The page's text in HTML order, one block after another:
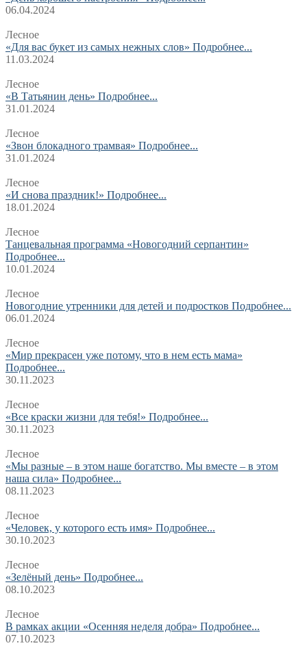
06.04.2024
Лесное
«Для вас букет из самых нежных слов» Подробнее...
11.03.2024
Лесное
«В Татьянин день» Подробнее...
31.01.2024
Лесное
«Звон блокадного трамвая» Подробнее...
31.01.2024
Лесное
«И снова праздник!» Подробнее...
18.01.2024
Лесное
Танцевальная программа «Новогодний серпантин»
Подробнее...
10.01.2024
Лесное
Новогодние утренники для детей и подростков Подробнее...
06.01.2024
Лесное
«Мир прекрасен уже потому, что в нем есть мама»
Подробнее...
30.11.2023
Лесное
«Все краски жизни для тебя!» Подробнее...
30.11.2023
Лесное
«Мы разные – в этом наше богатство. Мы вместе – в этом
наша сила» Подробнее...
08.11.2023
Лесное
«Человек, у которого есть имя» Подробнее...
30.10.2023
Лесное
«Зелёный день» Подробнее...
08.10.2023
Лесное
В рамках акции «Осенняя неделя добра» Подробнее...
07.10.2023